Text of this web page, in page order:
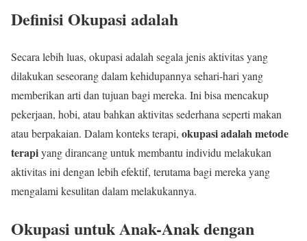
Definisi Okupasi adalah
Secara lebih luas, okupasi adalah segala jenis aktivitas yang
dilakukan seseorang dalam kehidupannya sehari-hari yang
memberikan arti dan tujuan bagi mereka. Ini bisa mencakup
pekerjaan, hobi, atau bahkan aktivitas sederhana seperti makan
atau berpakaian. Dalam konteks terapi, okupasi adalah metode
terapiyang dirancang untuk membantu individu melakukan
aktivitas ini dengan lebih efektif, terutama bagi mereka yang
mengalami kesulitan dalam melakukannya.
Okupasi untuk Anak-Anak dengan